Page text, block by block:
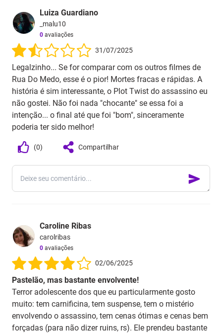
Luiza Guardiano
_malu10
0 avaliações
31/07/2025
Legalzinho... Se for comparar com os outros filmes de
Rua Do Medo, esse é o pior! Mortes fracas e rápidas. A
história é sim interessante, o Plot Twist do assassino eu
não gostei. Não foi nada "chocante" se essa foi a
intenção... o final até que foi "bom", sinceramente
poderia ter sido melhor!
(0) Compartilhar
Caroline Ribas
carolribas
0 avaliações
02/06/2025
Pastelão, mas bastante envolvente!
Terror adolescente dos que eu particularmente gosto
muito: tem carnificina, tem suspense, tem o mistério
envolvendo o assassino, tem cenas ótimas e cenas bem
forçadas (para não dizer ruins, rs). Ele prendeu bastante